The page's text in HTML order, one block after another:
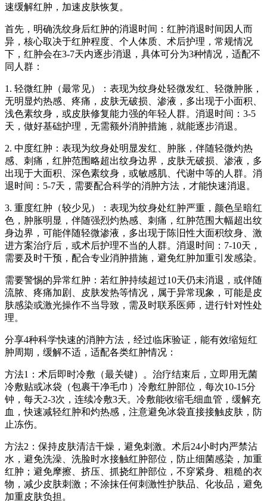
速缓解红肿，加速皮肤恢复。
首先，明确洗纹身后红肿的消退时间：红肿消退时间因人而
异，核心取决于红肿程度、个人体质、术后护理，常规情况
下，红肿会在3-7天内逐步消退，具体可分为3种情况，适配不
同人群：
1. 轻微红肿（最常见）：表现为纹身处轻微发红、轻微肿胀，
无明显灼热感、疼痛，皮肤无破损、渗液，多出现于小面积、
浅色素纹身，或皮肤修复能力强的年轻人群。消退时间：3-5
天，做好基础护理，无需额外消肿措施，就能逐步消退。
2. 中度红肿：表现为纹身处明显发红、肿胀，伴随轻微灼热
感、刺痛，红肿范围略超出纹身边界，皮肤无破损、渗液，多
出现于大面积、深色素纹身，或敏感肌、代谢中等的人群。消
退时间：5-7天，需要配合科学的消肿方法，才能快速消退。
3. 重度红肿（较少见）：表现为纹身处红肿严重，颜色呈暗红
色，肿胀明显，伴随强烈灼热感、刺痛，红肿范围大幅超出纹
身边界，可能伴随轻微渗液，多出现于陈旧性大面积纹身、激
进方案治疗后，或术后护理不当的人群。消退时间：7-10天，
需要及时干预，配合专业消肿措施，避免红肿加重引发感染。
需要警惕的异常红肿：若红肿持续超过10天仍未消退，或伴随
流脓、疼痛加剧、皮肤发热等情况，属于异常现象，可能是皮
肤感染或激光操作不当导致，需及时联系医师，进行针对性处
理。
分享4种科学快速的消肿方法，经过临床验证，能有效缩短红
肿周期，缓解不适，适配各类红肿情况：
方法1：术后即时冷敷（最关键）。治疗结束后，立即用无菌
冷敷贴或冰袋（包裹干净毛巾）冷敷红肿部位，每次10-15分
钟，每天2-3次，连续冷敷3天。冷敷能收缩毛细血管，缓解充
血，快速减轻红肿和灼热感，注意避免冰袋直接接触皮肤，防
止冻伤。
方法2：保持皮肤清洁干燥，避免刺激。术后24小时内严禁沾
水，避免洗澡、洗脸时水接触红肿部位，防止细菌感染，加重
红肿；避免摩擦、挤压、抓挠红肿部位，不穿紧身、粗糙的衣
物，减少皮肤刺激；不涂抹任何刺激性护肤品、化妆品，避免
加重皮肤负担。